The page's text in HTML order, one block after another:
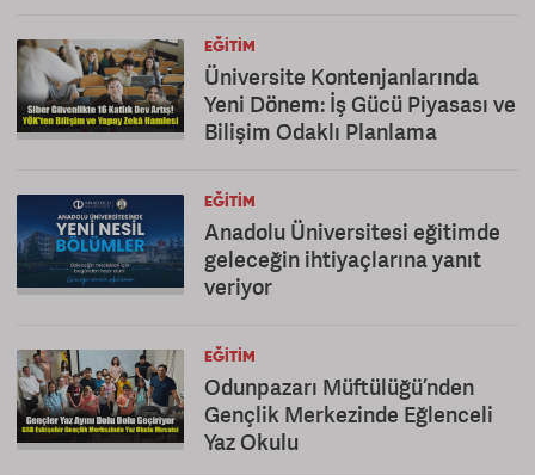
EĞITIM
Üniversite Kontenjanlarında
Yeni Dönem: İş Gücü Piyasası ve
Bilişim Odaklı Planlama
EĞITIM
Anadolu Üniversitesi eğitimde
geleceğin ihtiyaçlarına yanıt
veriyor
EĞITIM
Odunpazarı Müftülüğü’nden
Gençlik Merkezinde Eğlenceli
Yaz Okulu